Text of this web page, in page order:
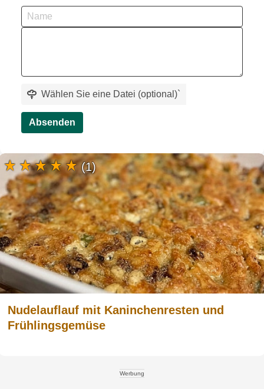
Wählen Sie eine Datei (optional)`
Absenden
Nudelauflauf mit Kaninchenresten und
Frühlingsgemüse
(1)
Werbung